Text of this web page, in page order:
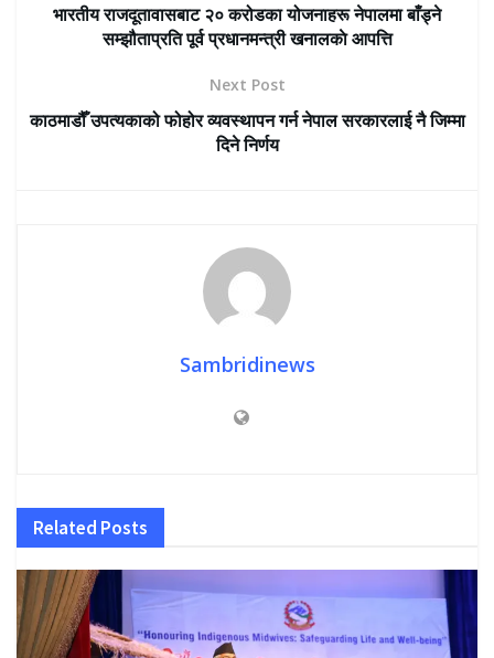
भारतीय राजदूतावासबाट २० करोडका योजनाहरू नेपालमा बाँड्ने
सम्झौताप्रति पूर्व प्रधानमन्त्री खनालकाे आपत्ति
Next Post
काठमाडौँ उपत्यकाको फोहोर व्यवस्थापन गर्न नेपाल सरकारलाई नै जिम्मा
दिने निर्णय
Sambridinews
Related Posts